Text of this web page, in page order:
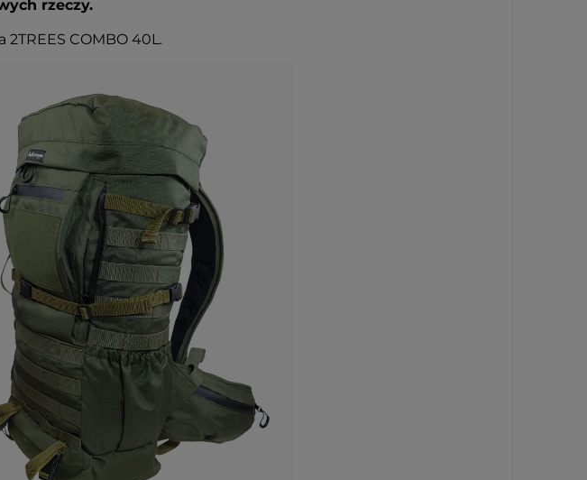
rzeczy.
COMBO 40L.